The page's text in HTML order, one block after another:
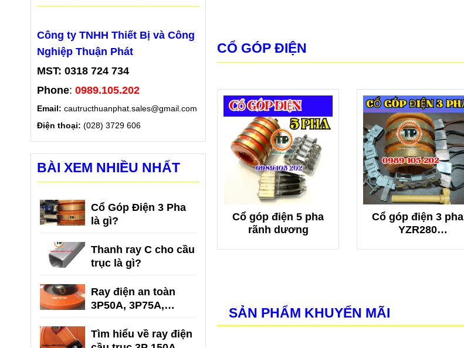
CỔ GÓP ĐIỆN
điện 8
trượt lấy
Cổ góp điện hộp kín
4 pha trục 20
Cổ góp điện 5 pha
rãnh dương
Cổ góp điện 3 pha
YZR280
SẢN PHẨM KHUYẾN MÃI
Công ty TNHH Thiết Bị và Công
Nghiệp Thuận Phát
MST: 0318 724 734
Phone: 0989.105.202
Email: cautructhuanphat.sales@gmail.com
Điện thoại: (028) 3729 606
BÀI XEM NHIỀU NHẤT
Cổ Góp Điện 3 Pha
là gì?
Thanh ray C cho cầu
trục là gì?
Ray điện an toàn
3P50A, 3P75A,
Tìm hiểu về ray điện